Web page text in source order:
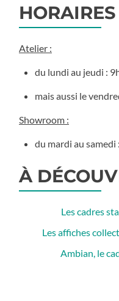
HORAIRES
Atelier :
du lundi au jeudi :
mais aussi le
Showroom :
du mardi au
À
Les cadres
Les affiches
Ambian, le